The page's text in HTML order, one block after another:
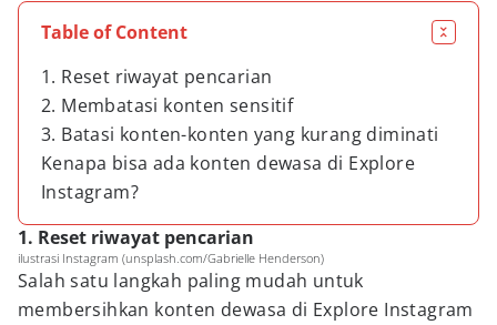
Table of Content
1. Reset riwayat pencarian
2. Membatasi konten sensitif
3. Batasi konten-konten yang kurang diminati
Kenapa bisa ada konten dewasa di Explore
Instagram?
1. Reset riwayat pencarian
ilustrasi Instagram (unsplash.com/Gabrielle Henderson)
Salah satu langkah paling mudah untuk
membersihkan konten dewasa di Explore Instagram